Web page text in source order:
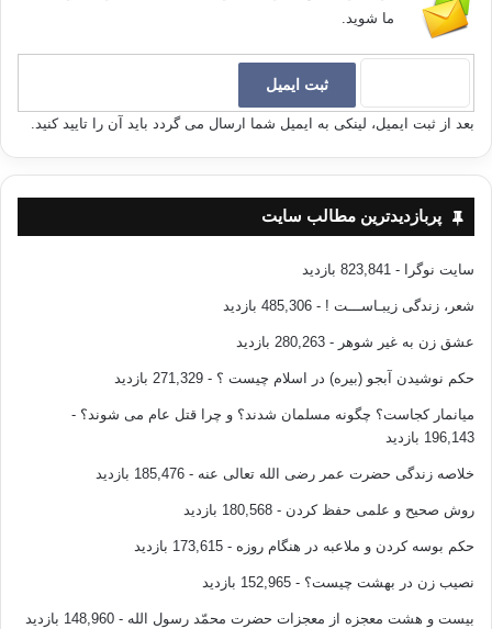
منتظر شفا هستی، چشمت را فرو هل که درمانی برایت نمی‌آورد.
—————————————-
منبع: دایره‌المعارف اعجاز علمی در پرتو قرآن و سنّت / شگفتیهای خداوند در بدن
[1]
– حاکم در المستدرک (7875) از حذیفه این حدیث را روایت کرده، و گفته است :
حدیث مستند و درست است که مسلم و بخاری آن را نیاورده‌اند. همچنین طبرانی در
المعجم الکبیر (10362) از ابن مسعود روایت کرده است.
– قضاعی در مسندالشهاب (293) از ابن عمر روایت کرده است.
[3]– سند حدیث ذکر شد.
بررسی جالب علمی در مورد زهرآگین بودن نگاه به
نامحرم
ما شوید.
بعد از ثبت ایمیل، لینکی به ایمیل شما ارسال می گردد باید آن را تایید کنید.
پربازدیدترین مطالب سایت
سایت نوگرا - 823,841 بازدید
شعر، زندگی زیبـاســـت ! - 485,306 بازدید
عشق زن به غیر شوهر - 280,263 بازدید
حکم نوشیدن آبجو (بیره) در اسلام چیست ؟ - 271,329 بازدید
میانمار کجاست؟ چگونه مسلمان شدند؟ و چرا قتل عام می شوند؟ -
196,143 بازدید
خلاصه زندگی حضرت عمر رضی الله تعالی عنه - 185,476 بازدید
روش صحیح و علمی حفظ کردن - 180,568 بازدید
حکم بوسه کردن و ملاعبه در هنگام روزه - 173,615 بازدید
نصیب زن در بهشت چیست؟ - 152,965 بازدید
بیست و هشت معجزه از معجزات حضرت محمّد رسول الله - 148,960 بازدید